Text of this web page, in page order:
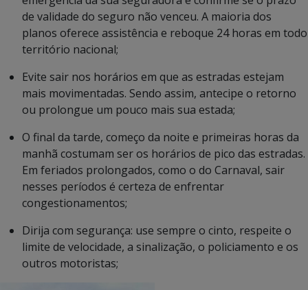
de validade do seguro não venceu. A maioria dos
planos oferece assistência e reboque 24 horas em todo
território nacional;
Evite sair nos horários em que as estradas estejam
mais movimentadas. Sendo assim, antecipe o retorno
ou prolongue um pouco mais sua estada;
O final da tarde, começo da noite e primeiras horas da
manhã costumam ser os horários de pico das estradas.
Em feriados prolongados, como o do Carnaval, sair
nesses períodos é certeza de enfrentar
congestionamentos;
Dirija com segurança: use sempre o cinto, respeite o
limite de velocidade, a sinalização, o policiamento e os
outros motoristas;